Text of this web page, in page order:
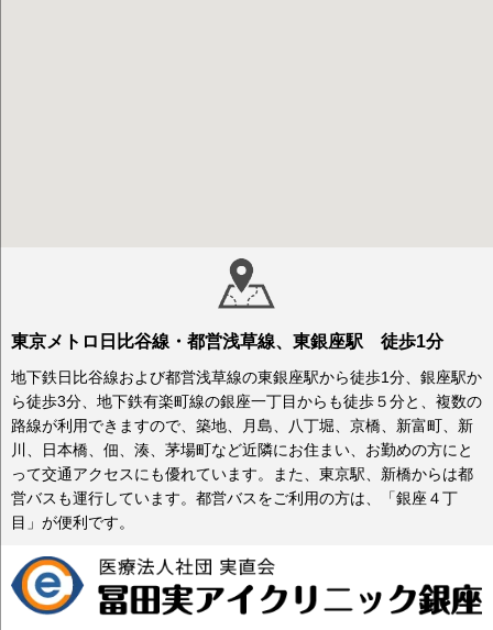
東京メトロ日比谷線・都営浅草線、東銀座駅 徒歩1分
地下鉄日比谷線および都営浅草線の東銀座駅から徒歩1分、銀座駅か
ら徒歩3分、地下鉄有楽町線の銀座一丁目からも徒歩５分と、複数の
路線が利用できますので、築地、月島、八丁堀、京橋、新富町、新
川、日本橋、佃、湊、茅場町など近隣にお住まい、お勤めの方にと
って交通アクセスにも優れています。また、東京駅、新橋からは都
営バスも運行しています。都営バスをご利用の方は、「銀座４丁
目」が便利です。